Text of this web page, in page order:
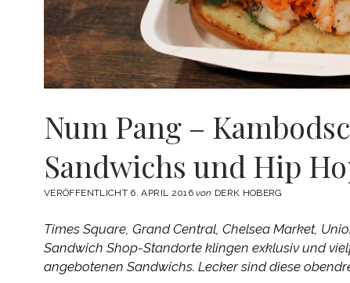
Num Pang –
Sandwichs und Hip
VERÖFFENTLICHT 6. APRIL 2016von DERK HOBERG
Times Square, Grand Central, Chelsea Market,
Sandwich Shop-Standorte klingen exklusiv und
angebotenen Sandwichs. Lecker sind diese